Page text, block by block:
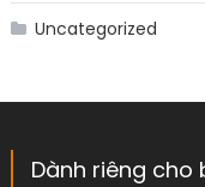
Uncategorized
Dành riêng cho